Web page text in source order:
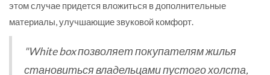
этом случае придется вложиться в дополнительные
материалы, улучшающие звуковой комфорт.
"White box позволяет покупателям жилья
становиться владельцами пустого холста,